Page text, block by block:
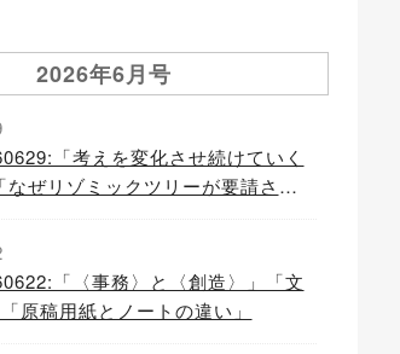
2026年6月号
「考えを変化させ続けていく
なぜリゾミックツリーが要請され
「〈事務〉と〈創造〉」「文
原稿用紙とノートの違い」